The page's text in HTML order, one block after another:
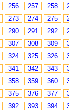
256 257 258
273 274 275
290 291 292
307 308 309
324 325 326
341 342 343
358 359 360
375 376 377
392 393 394